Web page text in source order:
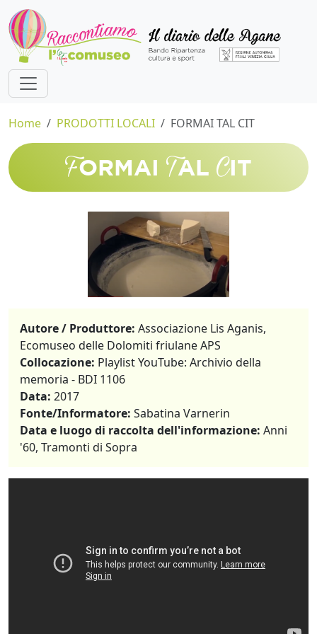
Home PRODOTTI LOCALI FORMAI TAL CIT
FORMAI TAL CIT
Autore / Produttore: Associazione Lis Aganis,
Ecomuseo delle Dolomiti friulane APS
Collocazione: Playlist YouTube: Archivio della
memoria - BDI 1106
Data: 2017
Fonte/Informatore: Sabatina Varnerin
Data e luogo di raccolta dell'informazione: Anni
'60, Tramonti di Sopra